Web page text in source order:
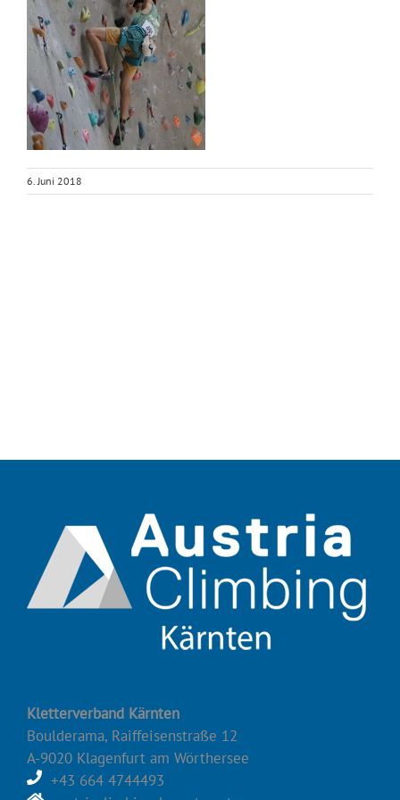
6. Juni 2018
Kletterverband Kärnten
Boulderama, Raiffeisenstraße 12
A-9020 Klagenfurt am Wörthersee
+43 664 4744493